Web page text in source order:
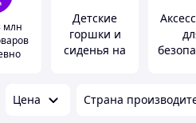
млн
Детские
горшки и
сиденья на
Цена Страна